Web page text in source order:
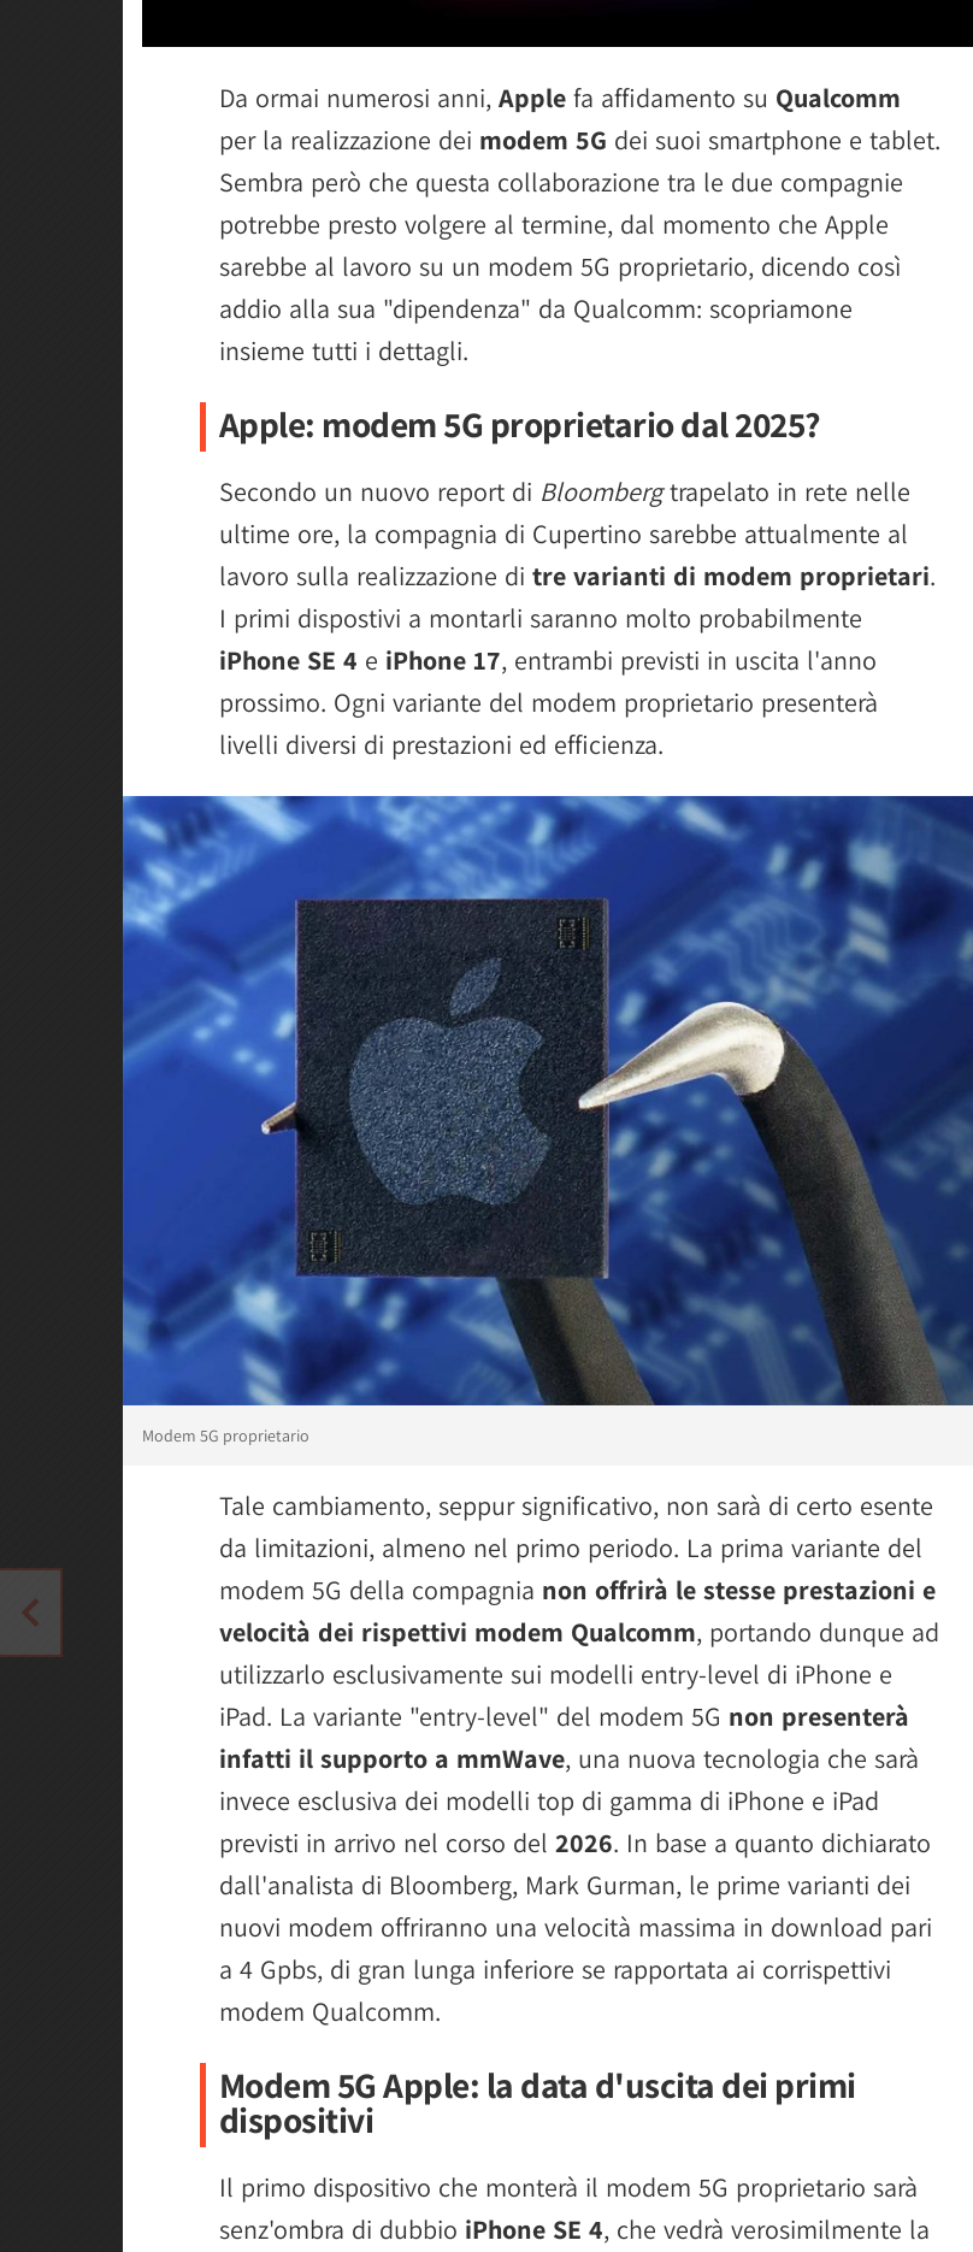
Da ormai numerosi anni, Apple fa affidamento su Qualcomm
per la realizzazione dei modem 5G dei suoi smartphone e tablet.
Sembra però che questa collaborazione tra le due compagnie
potrebbe presto volgere al termine, dal momento che Apple
sarebbe al lavoro su un modem 5G proprietario, dicendo così
addio alla sua "dipendenza" da Qualcomm: scopriamone
insieme tutti i dettagli.
Apple: modem 5G proprietario dal 2025?
Secondo un nuovo report di Bloombergtrapelato in rete nelle
ultime ore, la compagnia di Cupertino sarebbe attualmente al
lavoro sulla realizzazione di tre varianti di modem proprietari.
I primi dispostivi a montarli saranno molto probabilmente
iPhone SE 4 e iPhone 17, entrambi previsti in uscita l'anno
prossimo. Ogni variante del modem proprietario presenterà
livelli diversi di prestazioni ed efficienza.
Modem 5G proprietario
Tale cambiamento, seppur significativo, non sarà di certo esente
da limitazioni, almeno nel primo periodo. La prima variante del
modem 5G della compagnia non offrirà le stesse prestazioni e
velocità dei rispettivi modem Qualcomm, portando dunque ad
utilizzarlo esclusivamente sui modelli entry-level di iPhone e
iPad. La variante "entry-level" del modem 5G non presenterà
infatti il supporto a mmWave, una nuova tecnologia che sarà
invece esclusiva dei modelli top di gamma di iPhone e iPad
previsti in arrivo nel corso del 2026. In base a quanto dichiarato
dall'analista di Bloomberg, Mark Gurman, le prime varianti dei
nuovi modem offriranno una velocità massima in download pari
a 4 Gpbs, di gran lunga inferiore se rapportata ai corrispettivi
modem Qualcomm.
Modem 5G Apple: la data d'uscita dei primi
dispositivi
Il primo dispositivo che monterà il modem 5G proprietario sarà
senz'ombra di dubbio iPhone SE 4, che vedrà verosimilmente la